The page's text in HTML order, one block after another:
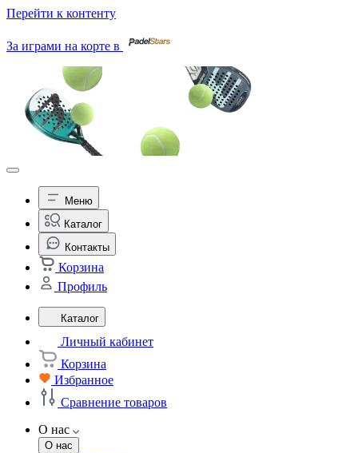
Перейти к контенту
За играми на корте в
Меню
Каталог
Контакты
Корзина
Профиль
Каталог
Личный кабинет
Корзина
Избранное
Сравнение товаров
О нас
О нас